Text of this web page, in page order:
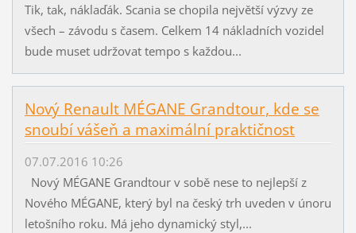
Tik, tak, náklaďák. Scania se chopila největší výzvy ze
všech – závodu s časem. Celkem 14 nákladních vozidel
bude muset udržovat tempo s každou...
Nový Renault MÉGANE Grandtour, kde se
snoubí vášeň a maximální praktičnost
07.07.2016 10:26
Nový MÉGANE Grandtour v sobě nese to nejlepší z
Nového MÉGANE, který byl na český trh uveden v únoru
letošního roku. Má jeho dynamický styl,...